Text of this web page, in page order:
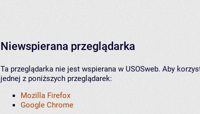
Niewspierana przeglądarka
Ta przeglądarka nie jest wspierana w USOSweb. Aby
jednej z poniższych przeglądarek:
Mozilla Firefox
Google Chrome